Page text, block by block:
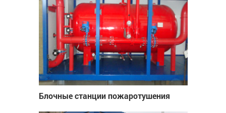
Блочные станции пожаротушения